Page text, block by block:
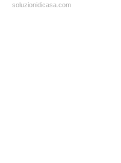
soluzionidicasa.com